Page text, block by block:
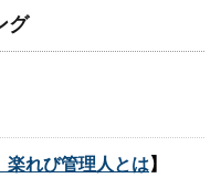
グ
れび管理人とは 】